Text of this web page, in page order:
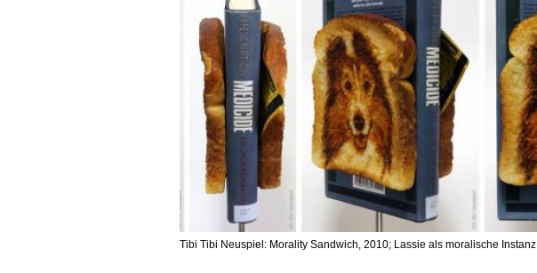
Tibi Tibi Neuspiel: Morality Sandwich, 2010; Lassie als moralische Instanz